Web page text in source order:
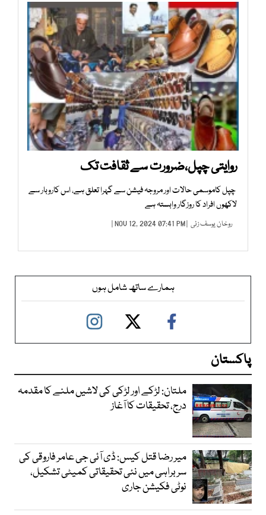
روایتی چپل،ضرورت سے ثقافت تک
چپل کاموسمی حالات اور مروجہ فیشن سے گہرا تعلق ہے، اس کاروبار سے
لاکھوں افراد کا روزگار وابستہ ہے
روخان یوسف زئی | NOV 12, 2024 07:41 PM |
ہمارے ساتھ شامل ہوں
پاکستان
ملتان: لڑکے اور لڑکی کی لاشیں ملنے کا مقدمہ
درج، تحقیقات کا آغاز
میر رضا قتل کیس: ڈی آئی جی عامر فاروقی کی
سربراہی میں نئی تحقیقاتی کمیٹی تشکیل،
نوٹی فکیشن جاری